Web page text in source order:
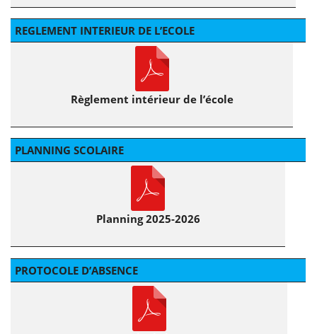
REGLEMENT INTERIEUR DE L’ECOLE
Règlement intérieur de l’école
PLANNING SCOLAIRE
Planning 2025-2026
PROTOCOLE D’ABSENCE